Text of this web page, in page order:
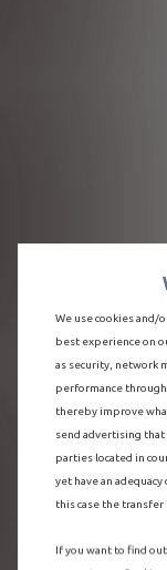
We use cookies and/
best experience on
as security, network
performance
thereby improve
send advertising that
parties located in
yet have an
this case the transfer
If you want to find